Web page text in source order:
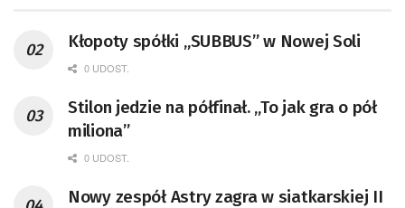
Kłopoty spółki „SUBBUS” w Nowej Soli
0 UDOST.
Stilon jedzie na półfinał. „To jak gra o pół
miliona”
0 UDOST.
Nowy zespół Astry zagra w siatkarskiej II